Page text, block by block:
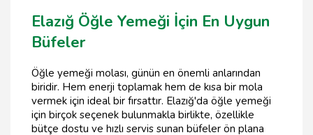
Elazığ Öğle Yemeği İçin En Uygun
Büfeler
Öğle yemeği molası, günün en önemli anlarından
biridir. Hem enerji toplamak hem de kısa bir mola
vermek için ideal bir fırsattır. Elazığ'da öğle yemeği
için birçok seçenek bulunmakla birlikte, özellikle
bütçe dostu ve hızlı servis sunan büfeler ön plana